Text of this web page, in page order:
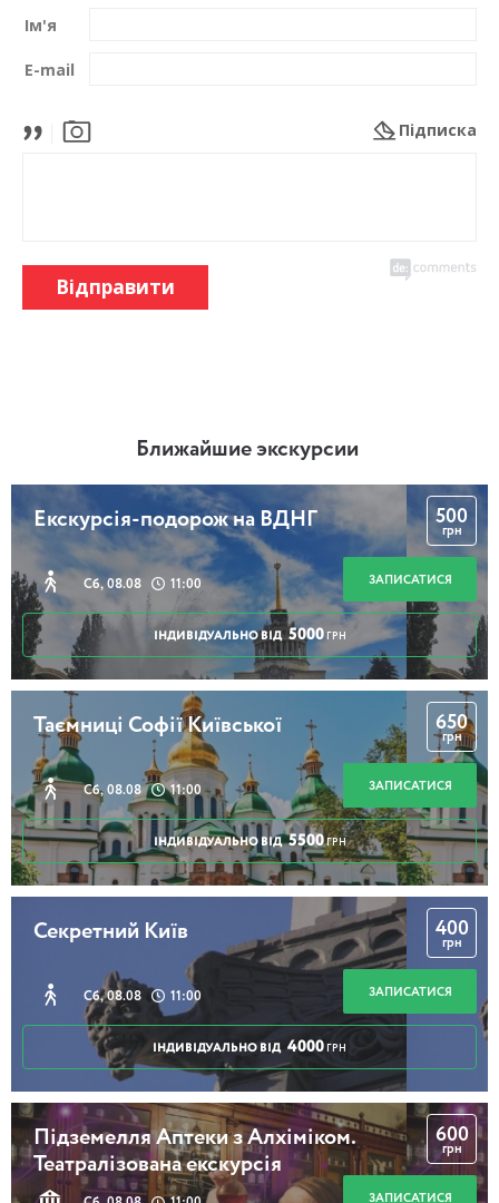
Ім'я
E-mail
Підписка
Відправити
Ближайшие экскурсии
Екскурсія-подорож на ВДНГ
Сб, 08.08 11:00
500
грн
ЗАПИСАТИСЯ
ІНДИВІДУАЛЬНО ВІД 5000 ГРН
Таємниці Софії Київської
Сб, 08.08 11:00
650
грн
ЗАПИСАТИСЯ
ІНДИВІДУАЛЬНО ВІД 5500 ГРН
Секретний Київ
Сб, 08.08 11:00
400
грн
ЗАПИСАТИСЯ
ІНДИВІДУАЛЬНО ВІД 4000 ГРН
Підземелля Аптеки з Алхіміком.
Театралізована екскурсія
600
грн
ЗАПИСАТИСЯ